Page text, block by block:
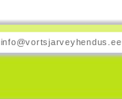
info@vortsjarveyhendus.ee